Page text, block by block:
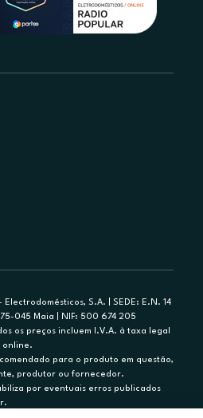
S.A. | SEDE: E.N. 14
045 Maia | NIF: 500 674 205
os preços incluem I.V.A. à taxa legal
online.
para o produto em questão,
produtor ou fornecedor.
por eventuais erros publicados